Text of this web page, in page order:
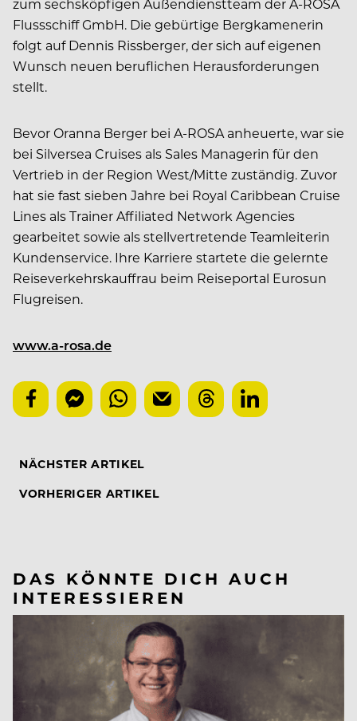
zum sechsköpfigen Außendienstteam der A-ROSA
Flussschiff GmbH. Die gebürtige Bergkamenerin
folgt auf Dennis Rissberger, der sich auf eigenen
Wunsch neuen beruflichen Herausforderungen
stellt.
Bevor Oranna Berger bei A-ROSA anheuerte, war sie
bei Silversea Cruises als Sales Managerin für den
Vertrieb in der Region West/Mitte zuständig. Zuvor
hat sie fast sieben Jahre bei Royal Caribbean Cruise
Lines als Trainer Affiliated Network Agencies
gearbeitet sowie als stellvertretende Teamleiterin
Kundenservice. Ihre Karriere startete die gelernte
Reiseverkehrskauffrau beim Reiseportal Eurosun
Flugreisen.
www.a-rosa.de
NÄCHSTER ARTIKEL
VORHERIGER ARTIKEL
DAS KÖNNTE DICH AUCH
INTERESSIEREN